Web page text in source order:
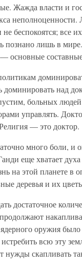
Жажда власти и
беспокоятся; все
познано лишь в
основные
над
больных
управлять.
— это доктор.
много боли, и
еще хватает
на этой планете в
деревья и их
достаточное
оружия
истребить всю эту
скапливать